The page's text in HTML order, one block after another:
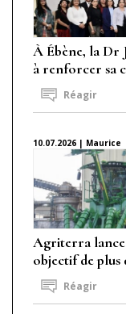
À Ébène, la Dr
à renforcer sa
Réagir
10.07.2026 | Maurice
Agriterra lance
objectif de plus
Réagir